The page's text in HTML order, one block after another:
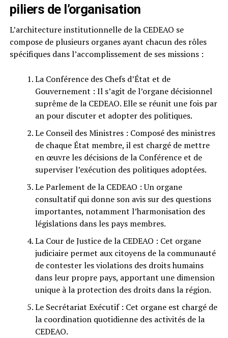
piliers de l’organisation
L’architecture institutionnelle de la CEDEAO se
compose de plusieurs organes ayant chacun des rôles
spécifiques dans l’accomplissement de ses missions :
La Conférence des Chefs d’État et de
Gouvernement : Il s’agit de l’organe décisionnel
suprême de la CEDEAO. Elle se réunit une fois par
an pour discuter et adopter des politiques.
Le Conseil des Ministres : Composé des ministres
de chaque État membre, il est chargé de mettre
en œuvre les décisions de la Conférence et de
superviser l’exécution des politiques adoptées.
Le Parlement de la CEDEAO : Un organe
consultatif qui donne son avis sur des questions
importantes, notamment l’harmonisation des
législations dans les pays membres.
La Cour de Justice de la CEDEAO : Cet organe
judiciaire permet aux citoyens de la communauté
de contester les violations des droits humains
dans leur propre pays, apportant une dimension
unique à la protection des droits dans la région.
Le Secrétariat Exécutif : Cet organe est chargé de
la coordination quotidienne des activités de la
CEDEAO.